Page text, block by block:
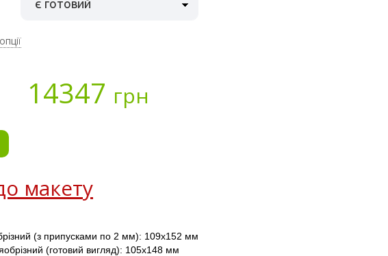
є готовий
14347 грн
макету
(з припусками по 2 мм): 109х152 мм
(готовий вигляд): 105х148 мм